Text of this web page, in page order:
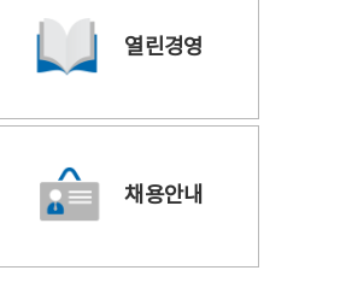
열린경영
채용안내